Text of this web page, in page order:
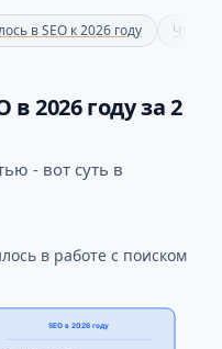
в SEO к 2026 году Что НЕ
в 2026 году за 2
- вот суть в
в работе с поиском
SEO в 2026 году